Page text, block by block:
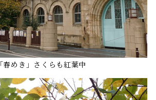
「春めき」さくらも紅葉中